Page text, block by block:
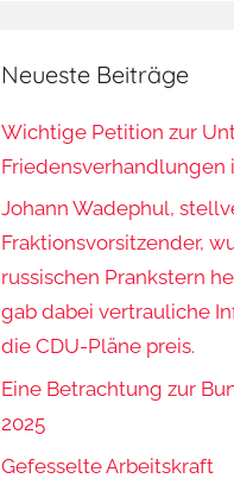
Neueste Beiträge
Wichtige Petition zur
Friedensverhandlungen
Johann Wadephul,
Fraktionsvorsitzender,
russischen Prankstern
gab dabei vertrauliche
die CDU-Pläne preis.
Eine Betrachtung zur
2025
Gefesselte Arbeitskraft